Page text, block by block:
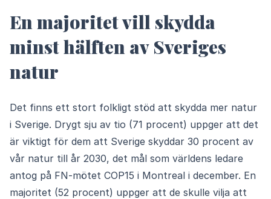
En majoritet vill skydda
minst hälften av Sveriges
natur
Det finns ett stort folkligt stöd att skydda mer natur
i Sverige. Drygt sju av tio (71 procent) uppger att det
är viktigt för dem att Sverige skyddar 30 procent av
vår natur till år 2030, det mål som världens ledare
antog på FN-mötet COP15 i Montreal i december. En
majoritet (52 procent) uppger att de skulle vilja att